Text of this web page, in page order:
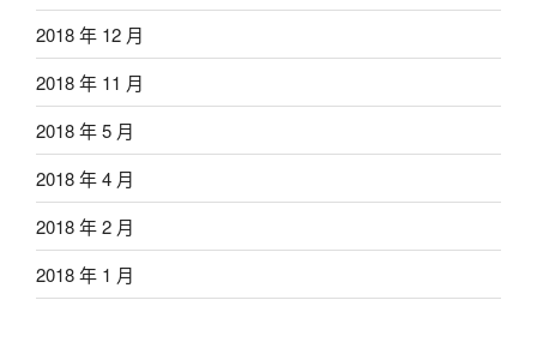
2018 年 12 月
2018 年 11 月
2018 年 5 月
2018 年 4 月
2018 年 2 月
2018 年 1 月